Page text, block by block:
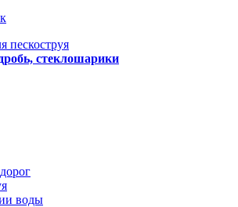
пескоструя
стеклошарики
воды